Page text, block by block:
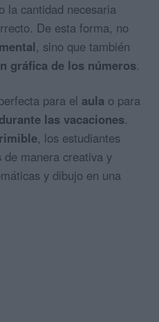
la cantidad necesaria
De esta forma, no
, sino que también
gráfica de los números.
para el aula o para
las vacaciones.
, los estudiantes
manera creativa y
y dibujo en una